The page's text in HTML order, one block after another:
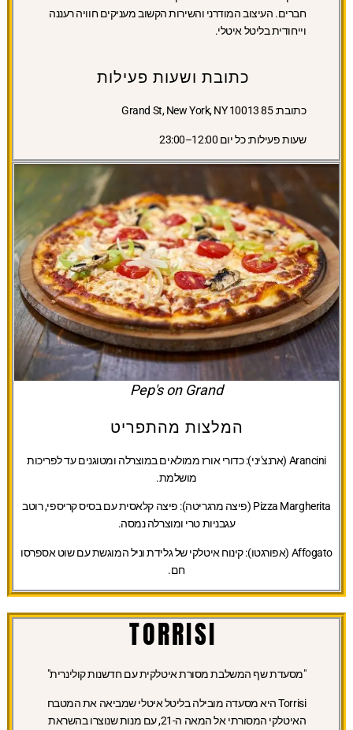
חברים. העיצוב המודרני והשירות הקשוב מעניקים חוויה רעננה
וייחודית בליטל איטלי.
כתובת ושעות פעילות
כתובת:85 Grand St, New York, NY 10013
שעות פעילות:כל יום 12:00–23:00
Pep's on Grand
המלצות מהתפריט
Arancini (ארנצ'יני):
כדורי אורז ממולאים במוצרלה ומטוגנים עד לפריכות
מושלמת.
Pizza Margherita (פיצה מרגריטה):
פיצה קלאסית עם בסיס קריספי, רוטב
עגבניות טרי ומוצרלה נמסה.
Affogato (אפורגטו):
קינוח איטלקי של גלידת וניל המוגשת עם שוט אספרסו
חם.
TORRISI
"מסעדת שף המשלבת מסורת איטלקית עם חדשנות קולינרית"
Torrisi היא מסעדה מובילה בליטל איטלי שמביאה את המטבח
האיטלקי המסורתי אל המאה ה-21, עם מנות שנוצרו בהשראת